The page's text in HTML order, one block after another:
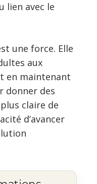
lien avec le
une force. Elle
aux
en maintenant
donner des
claire de
d’avancer